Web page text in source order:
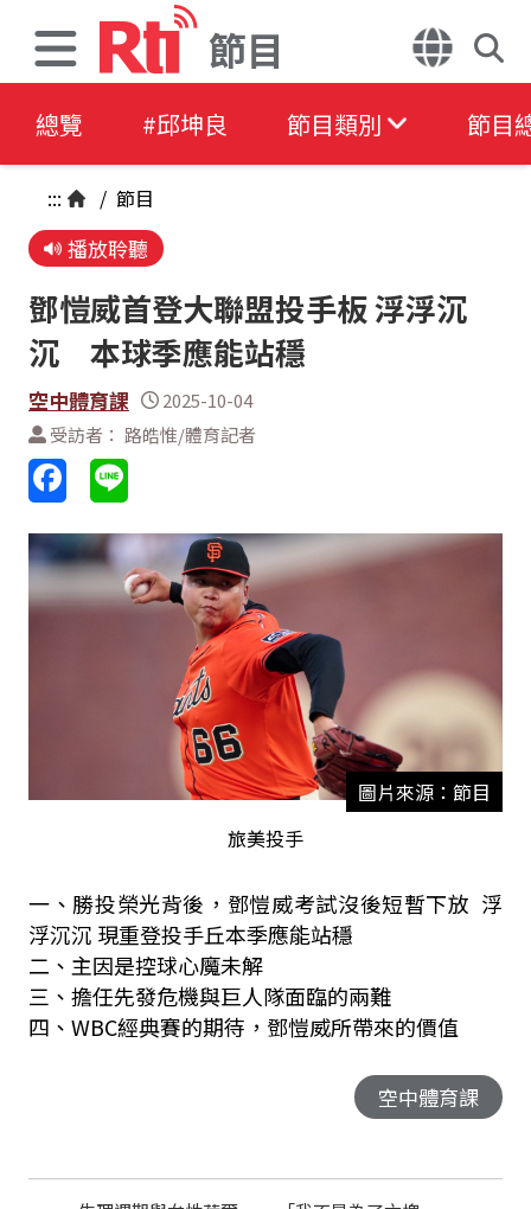
節目
總覽 #邱坤良 節目類別 節目
::: / 節目
播放聆聽
鄧愷威首登大聯盟投手板 浮浮沉
沉 本球季應能站穩
空中體育課
2025-10-04
受訪者： 路皓惟/體育記者
圖片來源：節目
旅美投手
一、勝投榮光背後，鄧愷威考試沒後短暫下放 浮
浮沉沉 現重登投手丘本季應能站穩
二、主因是控球心魔未解
三、擔任先發危機與巨人隊面臨的兩難
四、WBC經典賽的期待，鄧愷威所帶來的價值
空中體育課